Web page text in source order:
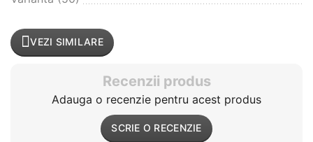
VEZI SIMILARE
Recenzii produs
Adauga o recenzie pentru acest produs
SCRIE O RECENZIE